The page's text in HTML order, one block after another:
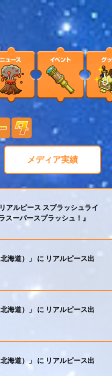
メディア実績
アルピース スプラッシュライ
スーパースプラッシュ！』
海道）」 に リアルピース出
海道）」 に リアルピース出
海道）」 に リアルピース出